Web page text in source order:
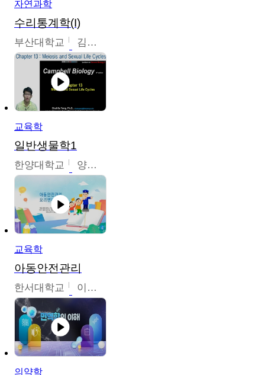
자연과학
수리통계학(I)
부산대학교 김충락
교육학
일반생물학1
한양대학교 양철수
교육학
아동안전관리
한서대학교 이태연
의약학